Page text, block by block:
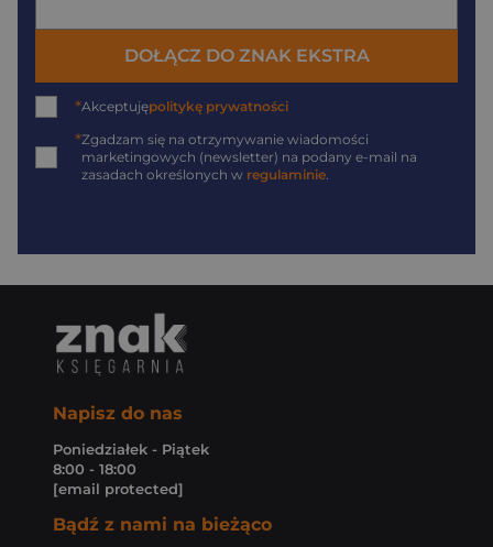
DOŁĄCZ DO ZNAK EKSTRA
*Akceptujępolitykę prywatności
*Zgadzam się na otrzymywanie wiadomości
marketingowych (newsletter) na podany e-mail na
zasadach określonych w regulaminie
Napisz do nas
Poniedziałek - Piątek
8:00 - 18:00
[email protected]
Bądź z nami na bieżąco